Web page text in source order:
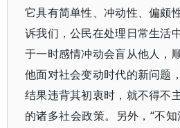
它具有简单性、冲动性、偏颇
诉我们，公民在处理日常生活
于一时感情冲动会盲从他人，
他面对社会变动时代的新问题
结果违背其初衷时，就不得不
的诸多社会政策。另外，“不